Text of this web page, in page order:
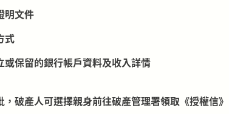
明文件
式
或保留的銀行帳戶資料及收入詳情
，破產人可選擇親身前往破產管理署領取《授權信